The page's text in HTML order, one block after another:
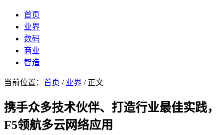
首页
业界
数码
商业
智造
当前位置： 首页 / 业界 / 正文
携手众多技术伙伴、打造行业最佳实践，
F5领航多云网络应用